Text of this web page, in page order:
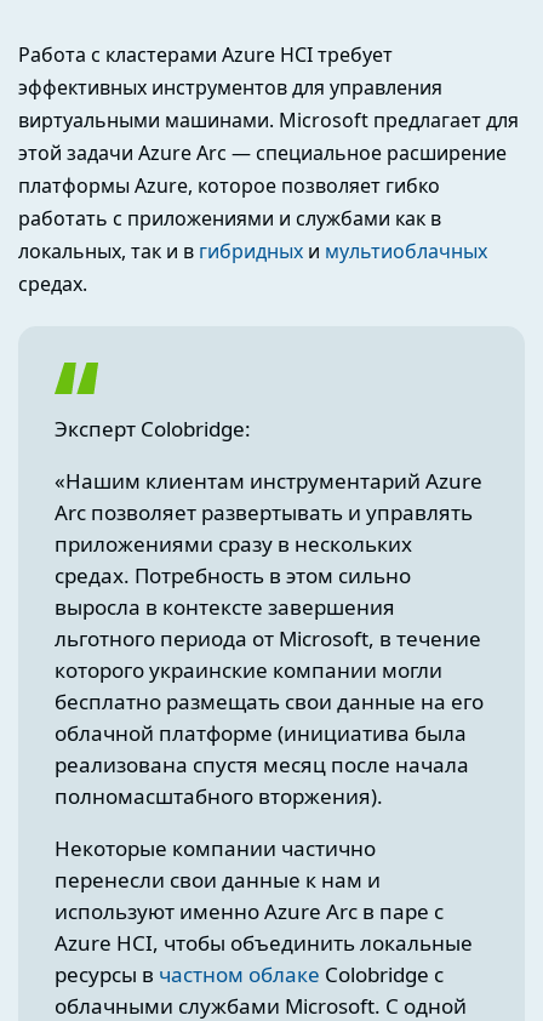
Работа с кластерами Azure HCI требует
эффективных инструментов для управления
виртуальными машинами. Microsoft предлагает для
этой задачи Azure Arc — специальное расширение
платформы Azure, которое позволяет гибко
работать с приложениями и службами как в
локальных, так и в гибридных и мультиоблачных
средах.
Эксперт Colobridge:
«Нашим клиентам инструментарий Azure
Arc позволяет развертывать и управлять
приложениями сразу в нескольких
средах. Потребность в этом сильно
выросла в контексте завершения
льготного периода от Microsoft, в течение
которого украинские компании могли
бесплатно размещать свои данные на его
облачной платформе (инициатива была
реализована спустя месяц после начала
полномасштабного вторжения).
Некоторые компании частично
перенесли свои данные к нам и
используют именно Azure Arc в паре с
Azure HCI, чтобы объединить локальные
ресурсы в частном облаке Colobridge с
облачными службами Microsoft. С одной